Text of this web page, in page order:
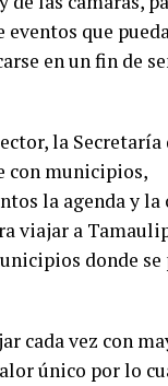
que
en un fin de
la Secretaría
con municipios,
la agenda y la
viajar a
donde se
cada vez con
único por lo